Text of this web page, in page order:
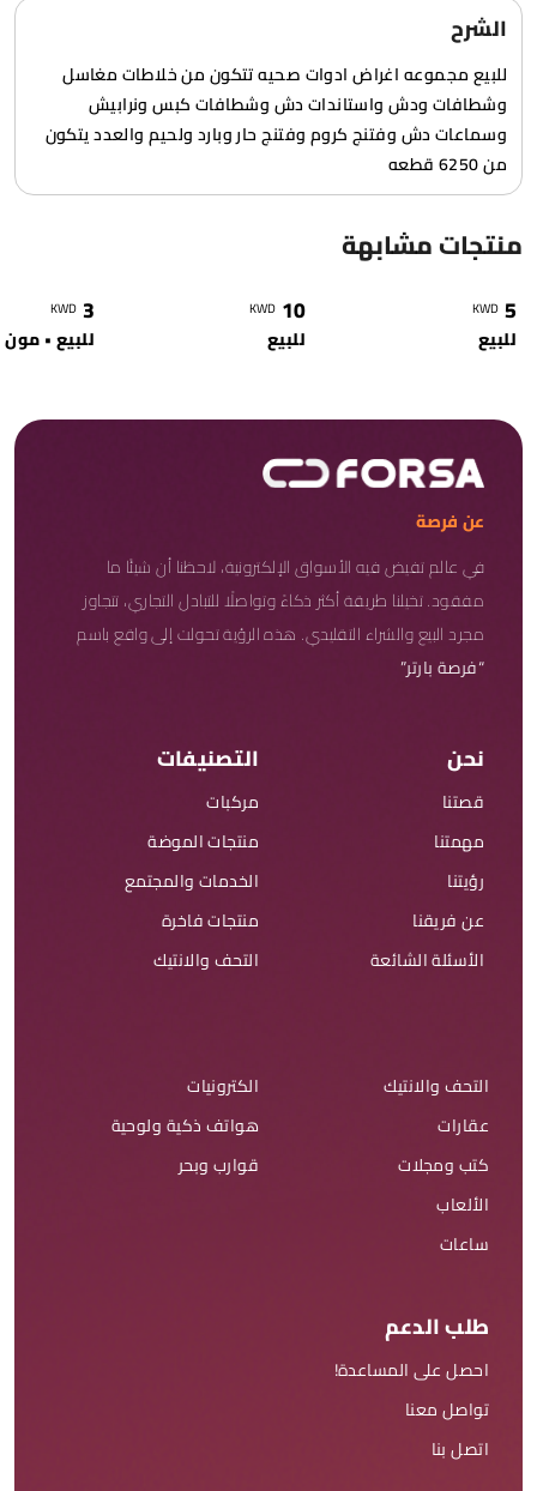
الشرح
للبيع مجموعه اغراض ادوات صحيه تتكون من خلاطات مغاسل
وشطافات ودش واستاندات دش وشطافات كبس ونرابيش
وسماعات دش وفتنج كروم وفتنج حار وبارد ولحيم والعدد يتكون
من 6250 قطعه
منتجات مشابهة
7719 1
5
KWD
للبيع
10
KWD
للبيع
3
KWD
للبيع • مون
عن فرصة
في عالم تفيض فيه الأسواق الإلكترونية، لاحظنا أن شيئًا ما
مفقود. تخيلنا طريقة أكثر ذكاءً وتواصلًا للتبادل التجاري، تتجاوز
مجرد البيع والشراء التقليدي. هذه الرؤية تحولت إلى واقع باسم
“فرصة بارتر”
نحن
قصتنا
مهمتنا
رؤيتنا
عن فريقنا
الأسئلة الشائعة
التصنيفات
مركبات
منتجات الموضة
الخدمات والمجتمع
منتجات فاخرة
التحف والانتيك
التحف والانتيك
عقارات
كتب ومجلات
الألعاب
ساعات
الكترونيات
هواتف ذكية ولوحية
قوارب وبحر
طلب الدعم
احصل على المساعدة!
تواصل معنا
اتصل بنا